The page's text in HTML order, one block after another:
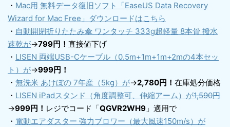
・ Mac用 無料データ復旧ソフト「EaseUS Data Recovery
Wizard for Mac Free」ダウンロードはこちら
・ 自動開閉折りたたみ傘 ワンタッチ 333g超軽量 8本骨 撥水
速乾が→799円！ 直接値下げ
・ LISEN 両端USB-Cケーブル（0.5m+1m+1m+2mの4本セッ
ト）が→999円！
・ 無洗米 あけぼの 7年産（5kg）が→2,780円！ 在庫処分価格
・ LISEN iPadスタンド（角度調整可、伸縮アーム）が1,590円
→999円！ レジでコード「QGVR2WH9 」適用で
・ 電動エアダスター 強力ブロワー（最大風速150m/s）が